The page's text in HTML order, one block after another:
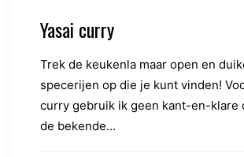
Yasai curry
Trek de keukenla maar open en
specerijen op die je kunt vinden!
curry gebruik ik geen kant-en-klare
de bekende…